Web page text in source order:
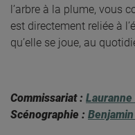
l’arbre à la plume, vous
est directement reliée à
qu’elle se joue, au
Commissariat :
Scénographie :